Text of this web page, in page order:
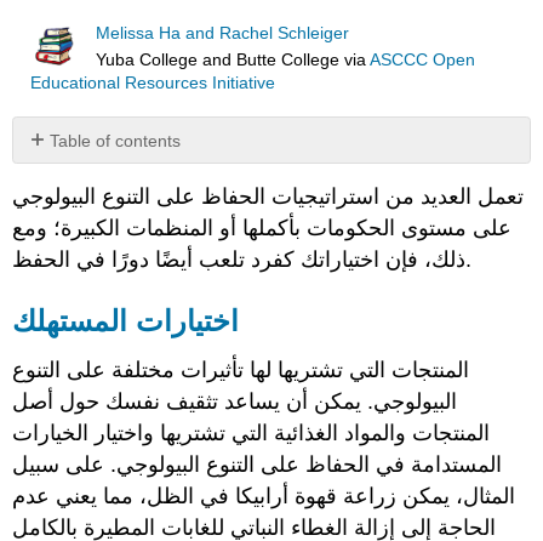
Melissa Ha and Rachel Schleiger
Yuba College and Butte College viaASCCC Open
Educational Resources Initiative
Table of contents
المستهلك
الحفاظ
على
الموارد
زراعة
الملقحات
علوم
المواطن
الإسناد
تعمل العديد من استراتيجيات الحفاظ على التنوع البيولوجي
على مستوى الحكومات بأكملها أو المنظمات الكبيرة؛ ومع
ذلك، فإن اختياراتك كفرد تلعب أيضًا دورًا في الحفظ.
اختيارات المستهلك
المنتجات التي تشتريها لها تأثيرات مختلفة على التنوع
البيولوجي. يمكن أن يساعد تثقيف نفسك حول أصل
المنتجات والمواد الغذائية التي تشتريها واختيار الخيارات
المستدامة في الحفاظ على التنوع البيولوجي. على سبيل
المثال، يمكن زراعة قهوة أرابيكا في الظل، مما يعني عدم
الحاجة إلى إزالة الغطاء النباتي للغابات المطيرة بالكامل